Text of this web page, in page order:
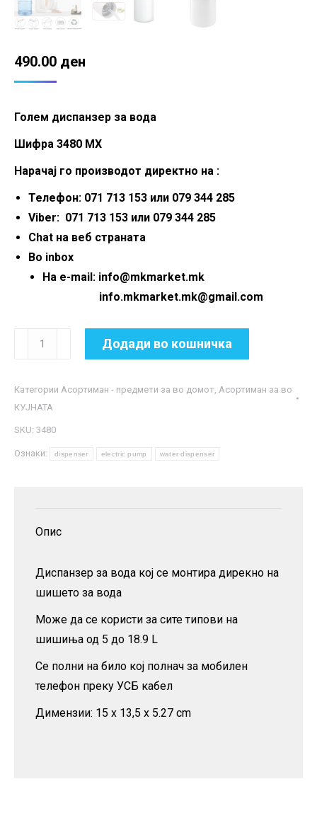
490.00 ден
Голем диспанзер за вода
Шифра 3480 MX
Нарачај го производот директно на :
Телефон: 071 713 153 или 079 344 285
Viber: 071 713 153 или 079 344 285
Chat на веб страната
Во inbox
На e-mail: info@mkmarket.mk
info.mkmarket.mk@gmail.com
Голем
диспанзер
вода
Додади во кошничка
Категории Асортиман - предмети за во домот, Асортиман за во
КУЈНАТА
SKU: 3480
Ознаки: dispenser electric pump water dispenser
Опис
Диспанзер за вода кој се монтира дирекно на
шишето за вода
Може да се користи за сите типови на
шишиња од 5 до 18.9 L
Се полни на било кој полнач за мобилен
телефон преку УСБ кабел
Димензии: 15 x 13,5 x 5.27 cm